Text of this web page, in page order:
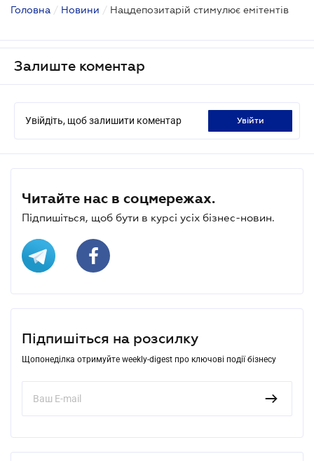
Головна / Новини / Нацдепозитарій стимулює емітентів
Залиште коментар
Увійдіть, щоб залишити коментар увійти
Читайте нас в соцмережах.
Підпишіться, щоб бути в курсі усіх бізнес-новин.
Підпишіться на розсилку
Щопонеділка отримуйте weekly-digest про ключові події бізнесу